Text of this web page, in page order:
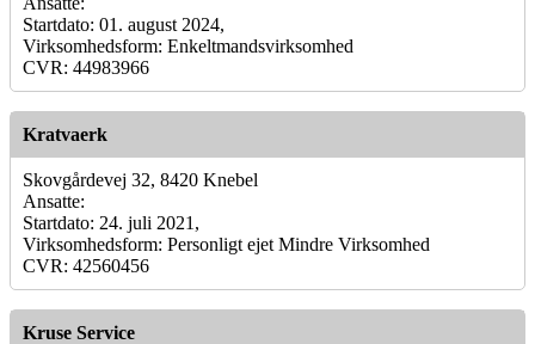
Startdato: 01. august 2024,
Virksomhedsform: Enkeltmandsvirksomhed
CVR: 44983966
Kratvaerk
Skovgårdevej 32, 8420 Knebel
Ansatte:
Startdato: 24. juli 2021,
Virksomhedsform: Personligt ejet Mindre Virksomhed
CVR: 42560456
Kruse Service